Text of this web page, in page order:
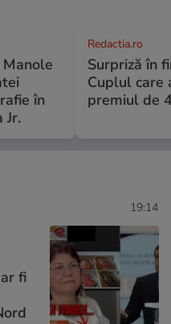
în
Jr.
Redactia.ro
Surpriză în
Cuplul care
premiul de
19:14
fi